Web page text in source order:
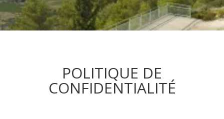
POLITIQUE DE
CONFIDENTIALITÉ